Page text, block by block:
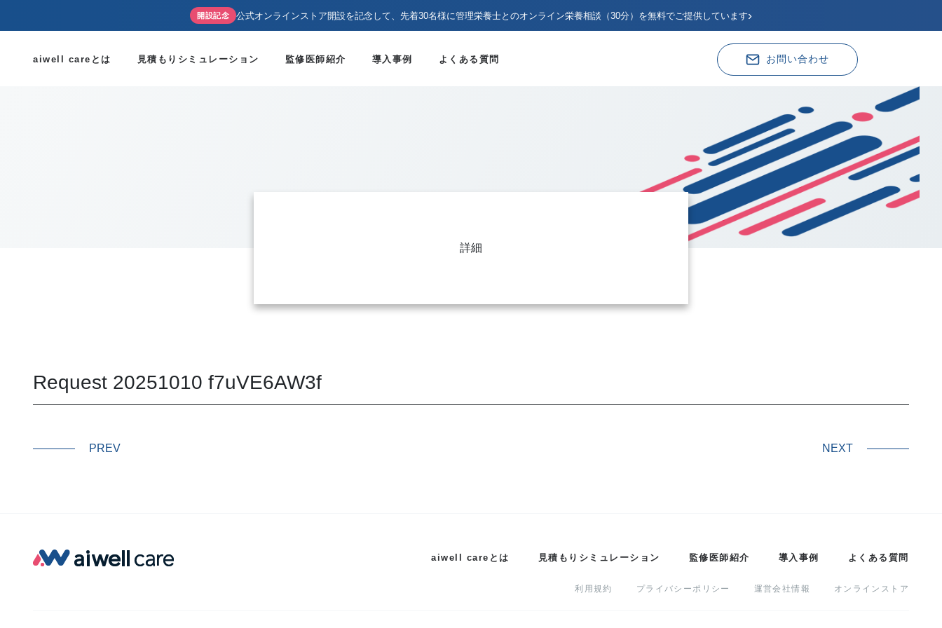
開設記念 公式オンラインストア開設を記念して、先着30名様に管理栄養士とのオンライン栄養相談（30分）を無料でご提供しています›
aiwell careとは 見積もりシミュレーション 監修医師紹介 導入事例 よくある質問 お問い合わせ
詳細
Request 20251010 f7uVE6AW3f
PREV NEXT
aiwell careとは 見積もりシミュレーション 監修医師紹介 導入事例 よくある質問
利用規約 プライバシーポリシー 運営会社情報 オンラインストア